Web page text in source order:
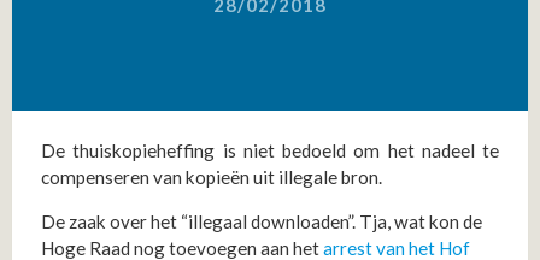
28/02/2018
De thuiskopieheffing is niet bedoeld om het nadeel te
compenseren van kopieën uit illegale bron.
De zaak over het “illegaal downloaden”. Tja, wat kon de
Hoge Raad nog toevoegen aan hetarrest van het Hof